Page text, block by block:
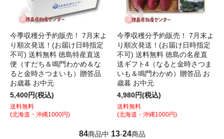
今季収穫分予約販売！ 7月末よ
り順次発送！(お届け日時指定
不可) 送料無料 徳島特産直送
便（すだち＆鳴門わかめ＆な
ると金時さつまいも）贈答品
お歳暮 お中元
5,400円(税込)
送料無料
(北海道・沖縄1000円)
今季収穫分予約販売！ 7月末よ
り順次発送！(お届け日時指定
不可) 送料無料 徳島の名産直
送ギフト4（なると金時さつま
いも＆鳴門わかめ）贈答品 お
歳暮 お中元
4,980円(税込)
送料無料
(北海道・沖縄1000円)
84商品中 13-24商品